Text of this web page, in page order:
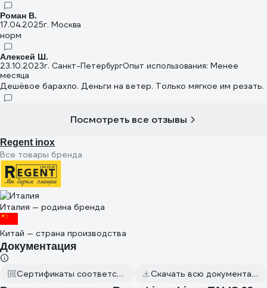
Роман В.
17.04.2025г. Москва
норм
Алексей Ш.
23.10.2023г. Санкт-ПетербургОпыт использования: Менее
месяца
Дешёвое барахло. Деньги на ветер. Только мягкое им резать.
Посмотреть все отзывы
Regent inox
Все товары бренда
Италия — родина бренда
Китай — страна производства
Документация
Сертификаты соответствия Скачать всю документацию